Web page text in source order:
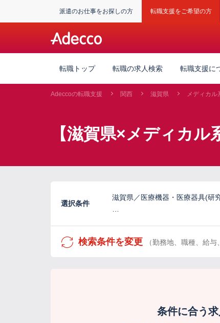
派遣のお仕事をお探しの方 転職支援をご希望の方
転職トップ 転職の求人検索 転職支援に
Adeccoの転職支援 関西 滋賀県 メディカル
【滋賀県×メディカ
選択条件
滋賀県／医療機器・医療器具(研
検索条件を変更 （勤務地、職種、給
条件に合う求